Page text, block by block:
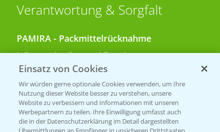
Verantwortung & Sorgfalt
PAMIRA - Packmittelrücknahme
Sammelstellen und Termine
PRE - Chemikalien sicher entsorgen
Sammelstellen und Termine
Einsatz von Cookies
Wir würden gerne optionale Cookies verwenden, um Ihre
Nutzung dieser Website besser zu verstehen, unsere
Website zu verbessern und Informationen mit unseren
Werbepartnern zu teilen. Ihre Einwilligung umfasst auch
die in der Datenschutzerklärung im Detail dargestellten